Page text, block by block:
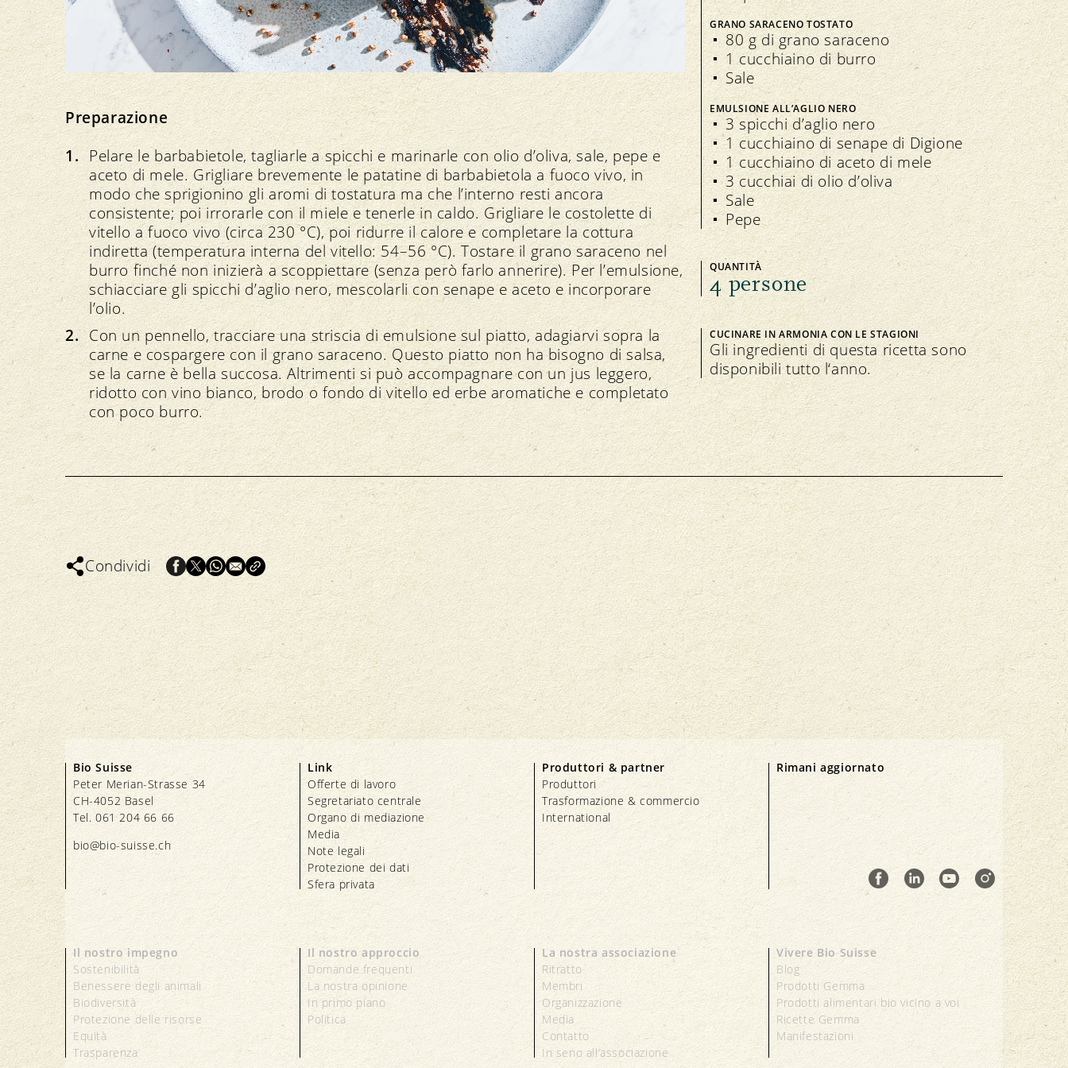
Preparazione
Pelare le barbabietole, tagliarle a spicchi e marinarle con olio d’oliva, sale, pepe e
aceto di mele. Grigliare brevemente le patatine di barbabietola a fuoco vivo, in
modo che sprigionino gli aromi di tostatura ma che l’interno resti ancora
consistente; poi irrorarle con il miele e tenerle in caldo. Grigliare le costolette di
vitello a fuoco vivo (circa 230 °C), poi ridurre il calore e completare la cottura
indiretta (temperatura interna del vitello: 54–56 °C). Tostare il grano saraceno nel
burro finché non inizierà a scoppiettare (senza però farlo annerire). Per l’emulsione,
schiacciare gli spicchi d’aglio nero, mescolarli con senape e aceto e incorporare
l’olio.
Con un pennello, tracciare una striscia di emulsione sul piatto, adagiarvi sopra la
carne e cospargere con il grano saraceno. Questo piatto non ha bisogno di salsa,
se la carne è bella succosa. Altrimenti si può accompagnare con un jus leggero,
ridotto con vino bianco, brodo o fondo di vitello ed erbe aromatiche e completato
con poco burro.
GRANO SARACENO TOSTATO
80 g di grano saraceno
1 cucchiaino di burro
Sale
EMULSIONE ALL’AGLIO NERO
3 spicchi d’aglio nero
1 cucchiaino di senape di Digione
1 cucchiaino di aceto di mele
3 cucchiai di olio d’oliva
Sale
Pepe
QUANTITÀ
4 persone
CUCINARE IN ARMONIA CON LE STAGIONI
Gli ingredienti di questa ricetta sono
disponibili tutto l‘anno.
Condividi
Bio Suisse
Peter Merian-Strasse 34
CH-4052 Basel
Tel. 061 204 66 66
bio@bio-suisse.ch
Link
Offerte di lavoro
Segretariato centrale
Organo di mediazione
Media
Note legali
Protezione dei dati
Sfera privata
Produttori & partner
Produttori
Trasformazione & commercio
International
Rimani aggiornato
Il nostro impegno
Sostenibilità
Benessere degli animali
Biodiversità
Protezione delle risorse
Equità
Trasparenza
Il nostro approccio
Domande frequenti
La nostra opinione
In primo piano
Politica
La nostra associazione
Ritratto
Membri
Organizzazione
Media
Contatto
In seno all’associazione
Vivere Bio Suisse
Blog
Prodotti Gemma
Prodotti alimentari bio vicino a voi
Ricette Gemma
Manifestazioni